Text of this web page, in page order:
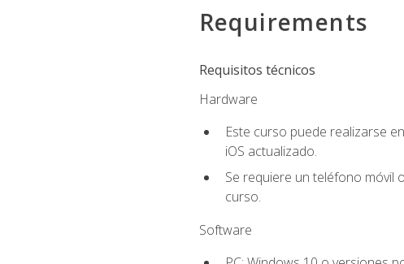
Requirements
Requisitos técnicos
Hardware
Este curso puede realizarse
iOS actualizado.
Se requiere un teléfono móvil
curso.
Software